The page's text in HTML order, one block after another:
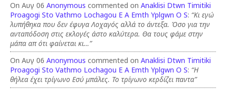
On Αυγ 06 Anonymous commented on Anaklisi Dtwn Timitiki
Proagogi Sto Vathmo Lochagou E A Emth Yplgwn O S: “Κι εγώ
λυπήθηκα που δεν έφυγα Λοχαγός αλλά το άντεξα. Όσο για την
ανταπόδοση στις εκλογές άστο καλύτερα. Θα τους φάμε στην
μάπα απ ότι φαίνεται κι…”
On Αυγ 06 Anonymous commented on Anaklisi Dtwn Timitiki
Proagogi Sto Vathmo Lochagou E A Emth Yplgwn O S: “Η
θήλεα έχει τρίγωνο Εσύ μπάλες. Το τρίγωνο κερδίζει παντα”